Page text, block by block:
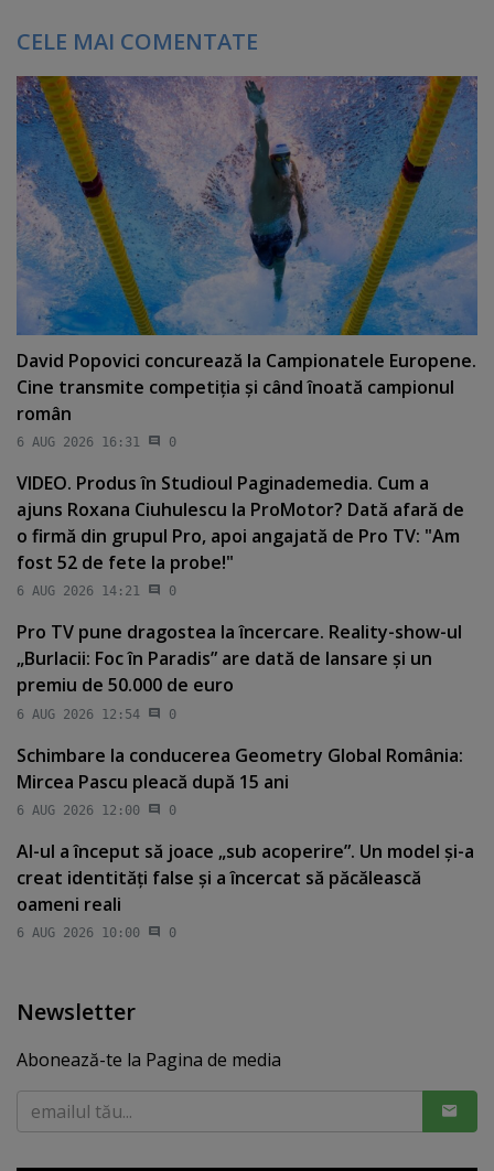
CELE MAI COMENTATE
David Popovici concurează la Campionatele Europene.
Cine transmite competiţia şi când înoată campionul
român
6 AUG 2026 16:31 0
VIDEO. Produs în Studioul Paginademedia. Cum a
ajuns Roxana Ciuhulescu la ProMotor? Dată afară de
o firmă din grupul Pro, apoi angajată de Pro TV: "Am
fost 52 de fete la probe!"
6 AUG 2026 14:21 0
Pro TV pune dragostea la încercare. Reality-show-ul
„Burlacii: Foc în Paradis” are dată de lansare şi un
premiu de 50.000 de euro
6 AUG 2026 12:54 0
Schimbare la conducerea Geometry Global România:
Mircea Pascu pleacă după 15 ani
6 AUG 2026 12:00 0
AI-ul a început să joace „sub acoperire”. Un model şi-a
creat identităţi false şi a încercat să păcălească
oameni reali
6 AUG 2026 10:00 0
Newsletter
Abonează-te la Pagina de media